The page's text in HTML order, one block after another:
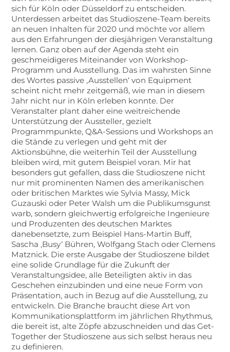
sich für Köln oder Düsseldorf zu entscheiden.
Unterdessen arbeitet das Studioszene-Team bereits
an neuen Inhalten für 2020 und möchte vor allem
aus den Erfahrungen der diesjährigen Veranstaltung
lernen. Ganz oben auf der Agenda steht ein
geschmeidigeres Miteinander von Workshop-
Programm und Ausstellung. Das im wahrsten Sinne
des Wortes passive ‚Ausstellen‘ von Equipment
scheint nicht mehr zeitgemäß, wie man in diesem
Jahr nicht nur in Köln erleben konnte. Der
Veranstalter plant daher eine weitreichende
Unterstützung der Aussteller, gezielt
Programmpunkte, Q&A-Sessions und Workshops an
die Stände zu verlegen und geht mit der
Aktionsbühne, die weiterhin Teil der Ausstellung
bleiben wird, mit gutem Beispiel voran. Mir hat
besonders gut gefallen, dass die Studioszene nicht
nur mit prominenten Namen des amerikanischen
oder britischen Marktes wie Sylvia Massy, Mick
Guzauski oder Peter Walsh um die Publikumsgunst
warb, sondern gleichwertig erfolgreiche Ingenieure
und Produzenten des deutschen Marktes
danebensetzte, zum Beispiel Hans-Martin Buff,
Sascha ‚Busy‘ Bühren, Wolfgang Stach oder Clemens
Matznick. Die erste Ausgabe der Studioszene bildet
eine solide Grundlage für die Zukunft der
Veranstaltungsidee, alle Beteiligten aktiv in das
Geschehen einzubinden und eine neue Form von
Präsentation, auch in Bezug auf die Ausstellung, zu
entwickeln. Die Branche braucht diese Art von
Kommunikationsplattform im jährlichen Rhythmus,
die bereit ist, alte Zöpfe abzuschneiden und das Get-
Together der Studioszene aus sich selbst heraus neu
zu definieren.